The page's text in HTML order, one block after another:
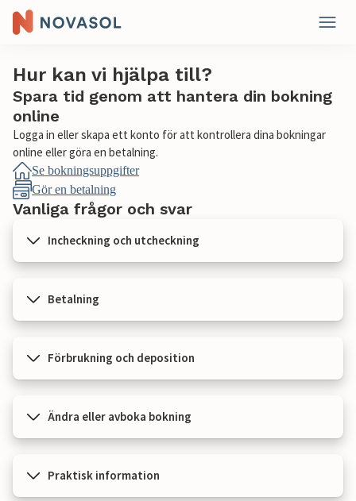
Hur kan vi hjälpa till?
Spara tid genom att hantera din bokning
online
Logga in eller skapa ett konto för att kontrollera dina bokningar
online eller göra en betalning.
Se bokningsuppgifter
Gör en betalning
Vanliga frågor och svar
Incheckning och utcheckning
Betalning
Förbrukning och deposition
Ändra eller avboka bokning
Praktisk information